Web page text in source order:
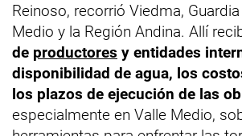
Reinoso, recorrió Viedma,
Medio y la Región Andina. Allí
de productores y entidades
disponibilidad de agua, los
los plazos de ejecución de las
especialmente en Valle Medio,